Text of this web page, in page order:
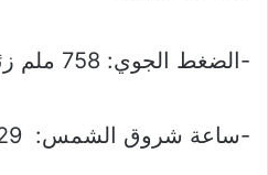
-الضغط الجوي: 758 ملم زئبق.
-ساعة شروق الشمس: 5,29